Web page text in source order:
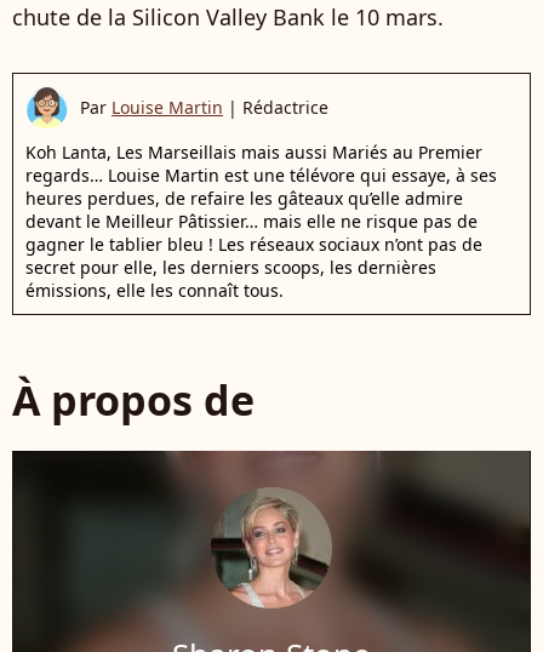
chute de la Silicon Valley Bank le 10 mars.
Par Louise Martin | Rédactrice
Koh Lanta, Les Marseillais mais aussi Mariés au Premier
regards… Louise Martin est une télévore qui essaye, à ses
heures perdues, de refaire les gâteaux qu’elle admire
devant le Meilleur Pâtissier… mais elle ne risque pas de
gagner le tablier bleu ! Les réseaux sociaux n’ont pas de
secret pour elle, les derniers scoops, les dernières
émissions, elle les connaît tous.
À propos de